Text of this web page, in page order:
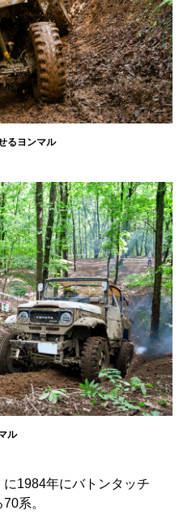
るヨンマル
ル
に1984年にバトンタッチ
系。